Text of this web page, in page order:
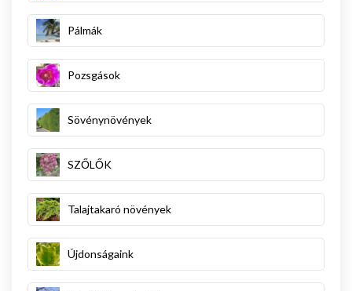
Pálmák
Pozsgások
Sövénynövények
SZŐLŐK
Talajtakaró növények
Újdonságaink